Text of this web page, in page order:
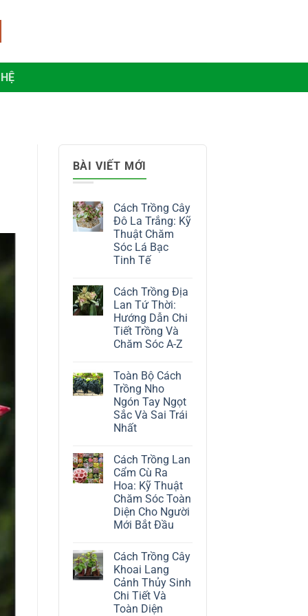
BÀI VIẾT MỚI
Cách Trồng Cây
Đô La Trắng: Kỹ
Thuật Chăm
Sóc Lá Bạc
Tinh Tế
bình
luận
ở
Cách
Trồng
Cây
Đô
Kỹ
Thuật
Chăm
Sóc
Lá
Bạc
Tinh
Cách Trồng Địa
Lan Tứ Thời:
Hướng Dẫn Chi
Tiết Trồng Và
Chăm Sóc A-Z
bình
luận
Cách
Trồng
Địa
Lan
Hướng
Dẫn
Chi
Tiết
Trồng
Và
Chăm
Sóc
A-
Toàn Bộ Cách
Trồng Nho
Ngón Tay Ngọt
Sắc Và Sai Trái
Nhất
bình
luận
ở
Toàn
Bộ
Cách
Trồng
Nho
Ngón
Sắc
Và
Sai
Trái
Nhất
Cách Trồng Lan
Cẩm Cù Ra
Hoa: Kỹ Thuật
Chăm Sóc Toàn
Diện Cho Người
Mới Bắt Đầu
bình
luận
ở
Cách
Trồng
Lan
Cẩm
Cách Trồng Cây
Khoai Lang
Cảnh Thủy Sinh
Chi Tiết Và
Toàn Diện